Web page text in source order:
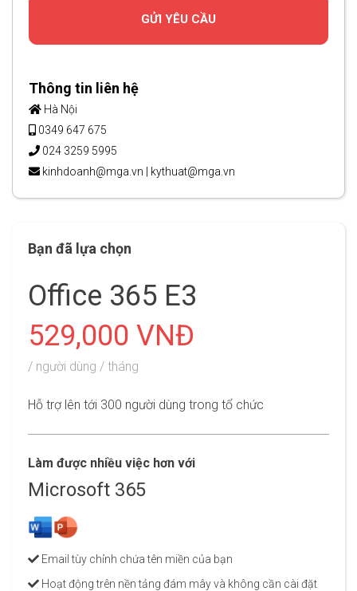
Thông tin liên hệ
Hà Nội
0349 647 675
024 3259 5995
kinhdoanh@mga.vn
kythuat@mga.vn
Bạn đã lựa chọn
Office 365 E3
529,000 VNĐ
/ người dùng / tháng
Hỗ trợ lên tới 300 người dùng trong tổ chức
Làm được nhiều việc hơn với
Microsoft 365
Email tùy chỉnh chứa tên miền của bạn
Hoạt động trên nền tảng đám mây và không cần cài đặt